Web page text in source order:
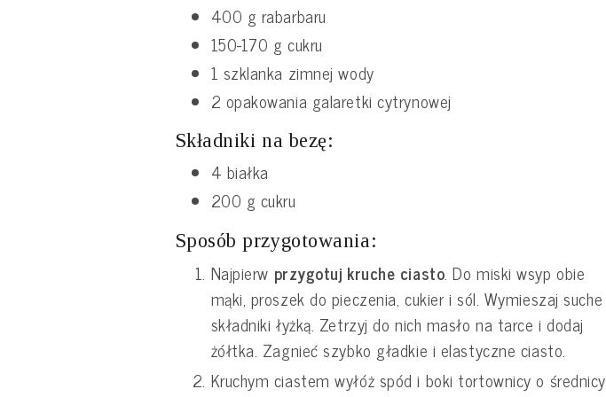
400 g rabarbaru
150-170 g cukru
1 szklanka zimnej wody
2 opakowania galaretki cytrynowej
Składniki na bezę:
4 białka
200 g cukru
Sposób przygotowania:
Najpierw przygotuj kruche ciasto. Do miski wsyp obie
mąki, proszek do pieczenia, cukier i sól. Wymieszaj suche
składniki łyżką. Zetrzyj do nich masło na tarce i dodaj
żółtka. Zagnieć szybko gładkie i elastyczne ciasto.
Kruchym ciastem wyłóż spód i boki tortownicy o średnicy